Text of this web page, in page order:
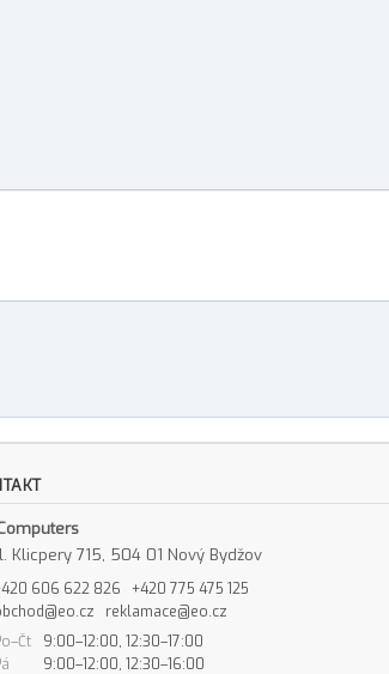
Klicpery 715, 504 01 Nový Bydžov
606 622 826
+420 775 475 125
reklamace@eo.cz
9:00–12:00, 12:30–17:00
9:00–12:00, 12:30–16:00